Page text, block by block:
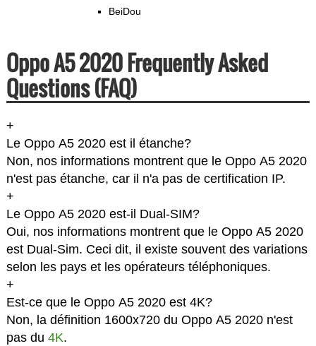
BeiDou
Oppo A5 2020 Frequently Asked
Questions (FAQ)
+
Le Oppo A5 2020 est il étanche?
Non, nos informations montrent que le Oppo A5 2020
n'est pas étanche, car il n'a pas de certification IP.
+
Le Oppo A5 2020 est-il Dual-SIM?
Oui, nos informations montrent que le Oppo A5 2020
est Dual-Sim. Ceci dit, il existe souvent des variations
selon les pays et les opérateurs téléphoniques.
+
Est-ce que le Oppo A5 2020 est 4K?
Non, la définition 1600x720 du Oppo A5 2020 n'est
pas du 4K.